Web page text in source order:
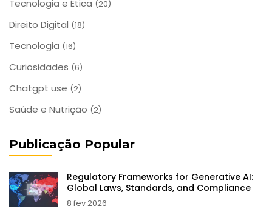
Tecnologia e Ética (20)
Direito Digital (18)
Tecnologia (16)
Curiosidades (6)
Chatgpt use (2)
Saúde e Nutrição (2)
Publicação Popular
Regulatory Frameworks for Generative AI:
Global Laws, Standards, and Compliance
8 fev 2026